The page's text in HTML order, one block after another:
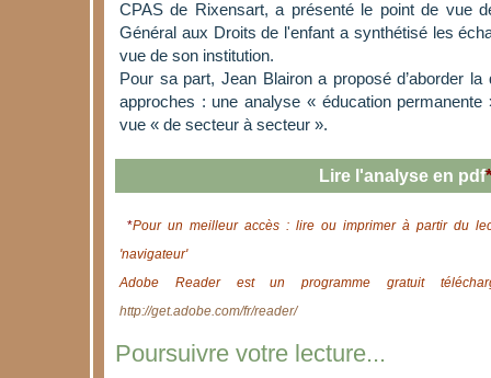
CPAS de Rixensart, a présenté le point de vue
Général aux Droits de l'enfant a synthétisé les
vue de son institution.
Pour sa part, Jean Blairon a proposé d’aborder
approches : une analyse « éducation
vue « de secteur à secteur ».
Lire l'analyse en pdf*
*Pour un meilleur accès : lire ou imprimer à partir du
'navigateur'
Adobe Reader est un programme gratuit
http://get.adobe.com/fr/reader/
Poursuivre votre lecture...